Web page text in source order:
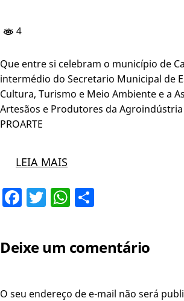
4
Que entre si celebram o município de
intermédio do Secretario Municipal de
Cultura, Turismo e Meio Ambiente e a
Artesãos e Produtores da Agroindústria
PROARTE
LEIA MAIS
Facebook
TwitterWhatsApp
Deixe um comentário
O seu endereço de e-mail não será